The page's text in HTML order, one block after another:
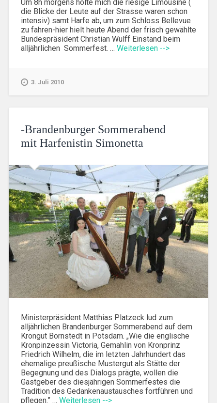
Um 8h morgens holte mich die riesige Limousine (
die Blicke der Leute auf der Strasse waren schon
intensiv) samt Harfe ab, um zum Schloss Bellevue
zu fahren-hier hielt heute Abend der frisch gewählte
Bundespräsident Christian Wulff Einstand beim
alljährlichen Sommerfest. … Weiterlesen -->
3. Juli 2010
-Brandenburger Sommerabend
mit Harfenistin Simonetta
Ministerpräsident Matthias Platzeck lud zum
alljährlichen Brandenburger Sommerabend auf dem
Krongut Bornstedt in Potsdam. „Wie die englische
Kronpinzessin Victoria, Gemahlin von Kronprinz
Friedrich Wilhelm, die im letzten Jahrhundert das
ehemalige preußische Mustergut als Stätte der
Begegnung und des Dialogs prägte, wollen die
Gastgeber des diesjährigen Sommerfestes die
Tradition des Gedankenaustausches fortführen und
pflegen.” … Weiterlesen -->